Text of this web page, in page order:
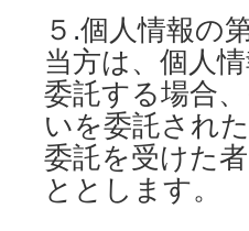
５ .個人情報の
当方は、個人
委託する場合
いを委託され
委託を受けた
ととします。